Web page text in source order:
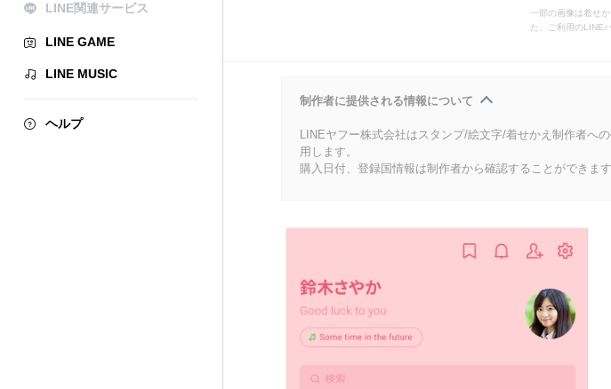
LINE関連サービス
LINE GAME
LINE MUSIC
ヘルプ
一部の画像は着せ
た、ご利用のLINE
制作者に提供される情報について
LINEヤフー株式会社はスタンプ/絵文字/着せかえ制作者へ
用します。
購入日付、登録国情報は制作者から確認することができま